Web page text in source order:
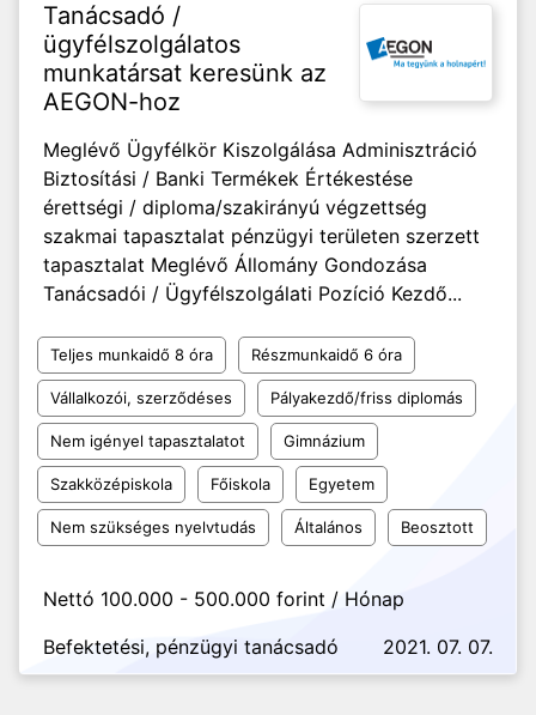
Tanácsadó /
ügyfélszolgálatos
munkatársat keresünk az
AEGON-hoz
Meglévő Ügyfélkör Kiszolgálása Adminisztráció
Biztosítási / Banki Termékek Értékestése
érettségi / diploma/szakirányú végzettség
szakmai tapasztalat pénzügyi területen szerzett
tapasztalat Meglévő Állomány Gondozása
Tanácsadói / Ügyfélszolgálati Pozíció Kezdő...
Teljes munkaidő 8 óra Részmunkaidő 6 óra
Vállalkozói, szerződéses Pályakezdő/friss diplomás
Nem igényel tapasztalatot Gimnázium
Szakközépiskola Főiskola Egyetem
Nem szükséges nyelvtudás Általános Beosztott
Nettó 100.000 - 500.000 forint / Hónap
Befektetési, pénzügyi tanácsadó
2021. 07. 07.